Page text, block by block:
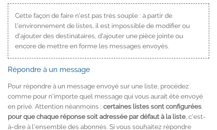
Cette façon de faire n'est pas très souple : à partir de
l'environnement de listes, il est impossible de modifier ou
d'ajouter des destinataires, d'ajouter une pièce jointe ou
encore de mettre en forme les messages envoyés.
Répondre à un message
Pour répondre à un message envoyé sur une liste, procédez
comme pour n'importe quel message qui vous aurait été envoyé
en privé. Attention néanmoins : certaines listes sont configurées
pour que chaque réponse soit adressée par défaut à la liste , c'est-
à-dire à l'ensemble des abonnés. Si vous souhaitez répondre